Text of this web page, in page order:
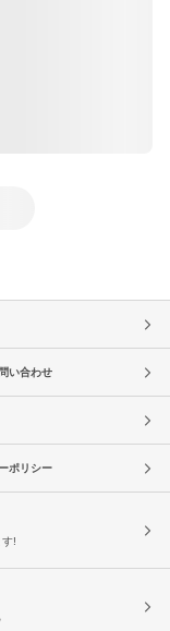
い合わせ
ポリシー
!